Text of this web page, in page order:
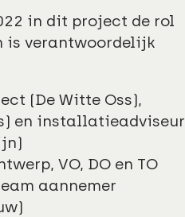
in dit project de rol
is verantwoordelijk
(De Witte Oss),
en installatieadviseur
VO, DO en TO
aannemer